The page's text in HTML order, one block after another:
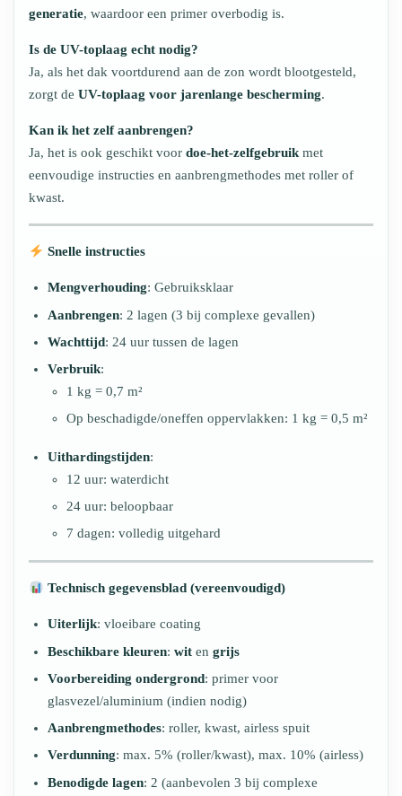
generatie, waardoor een primer overbodig is.
Is de UV-toplaag echt nodig?
Ja, als het dak voortdurend aan de zon wordt blootgesteld,
zorgt de UV-toplaag voor jarenlange bescherming.
Kan ik het zelf aanbrengen?
Ja, het is ook geschikt voor doe-het-zelfgebruikmet
eenvoudige instructies en aanbrengmethodes met roller of
kwast.
Snelle instructies
Mengverhouding: Gebruiksklaar
Aanbrengen: 2 lagen (3 bij complexe gevallen)
Wachttijd: 24 uur tussen de lagen
Verbruik:
1 kg = 0,7 m²
Op beschadigde/oneffen oppervlakken: 1 kg = 0,5 m²
Uithardingstijden:
12 uur: waterdicht
24 uur: beloopbaar
7 dagen: volledig uitgehard
Technisch gegevensblad (vereenvoudigd)
Uiterlijk: vloeibare coating
Beschikbare kleuren: witen grijs
Voorbereiding ondergrond: primer voor
glasvezel/aluminium (indien nodig)
Aanbrengmethodes: roller, kwast, airless spuit
Verdunning: max. 5% (roller/kwast), max. 10% (airless)
Benodigde lagen: 2 (aanbevolen 3 bij complexe